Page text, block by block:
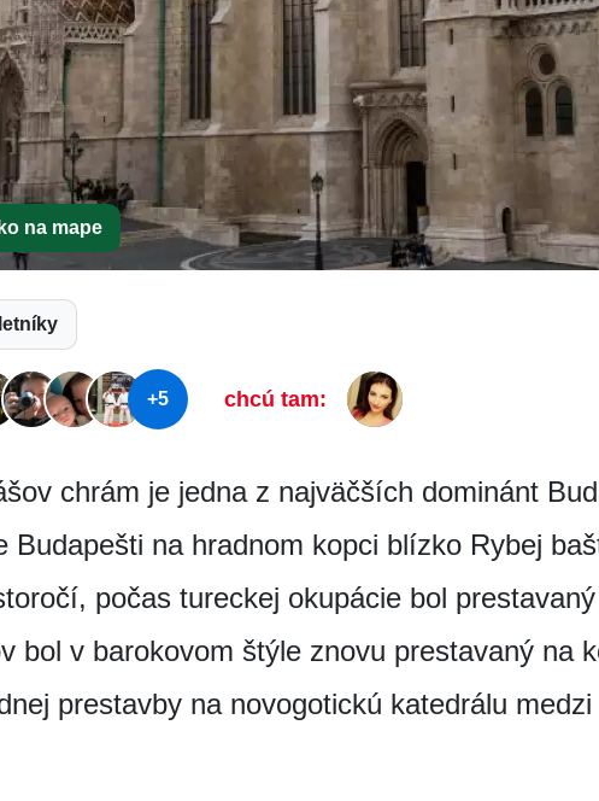
na mape
+5 chcú tam:
chrám je jedna z najväčších dominánt
Budapešti na hradnom kopci blízko Rybej
počas tureckej okupácie bol
bol v barokovom štýle znovu prestavaný na
prestavby na novogotickú katedrálu